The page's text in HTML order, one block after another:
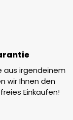
aus irgendeinem
wir Ihnen den
Einkaufen!